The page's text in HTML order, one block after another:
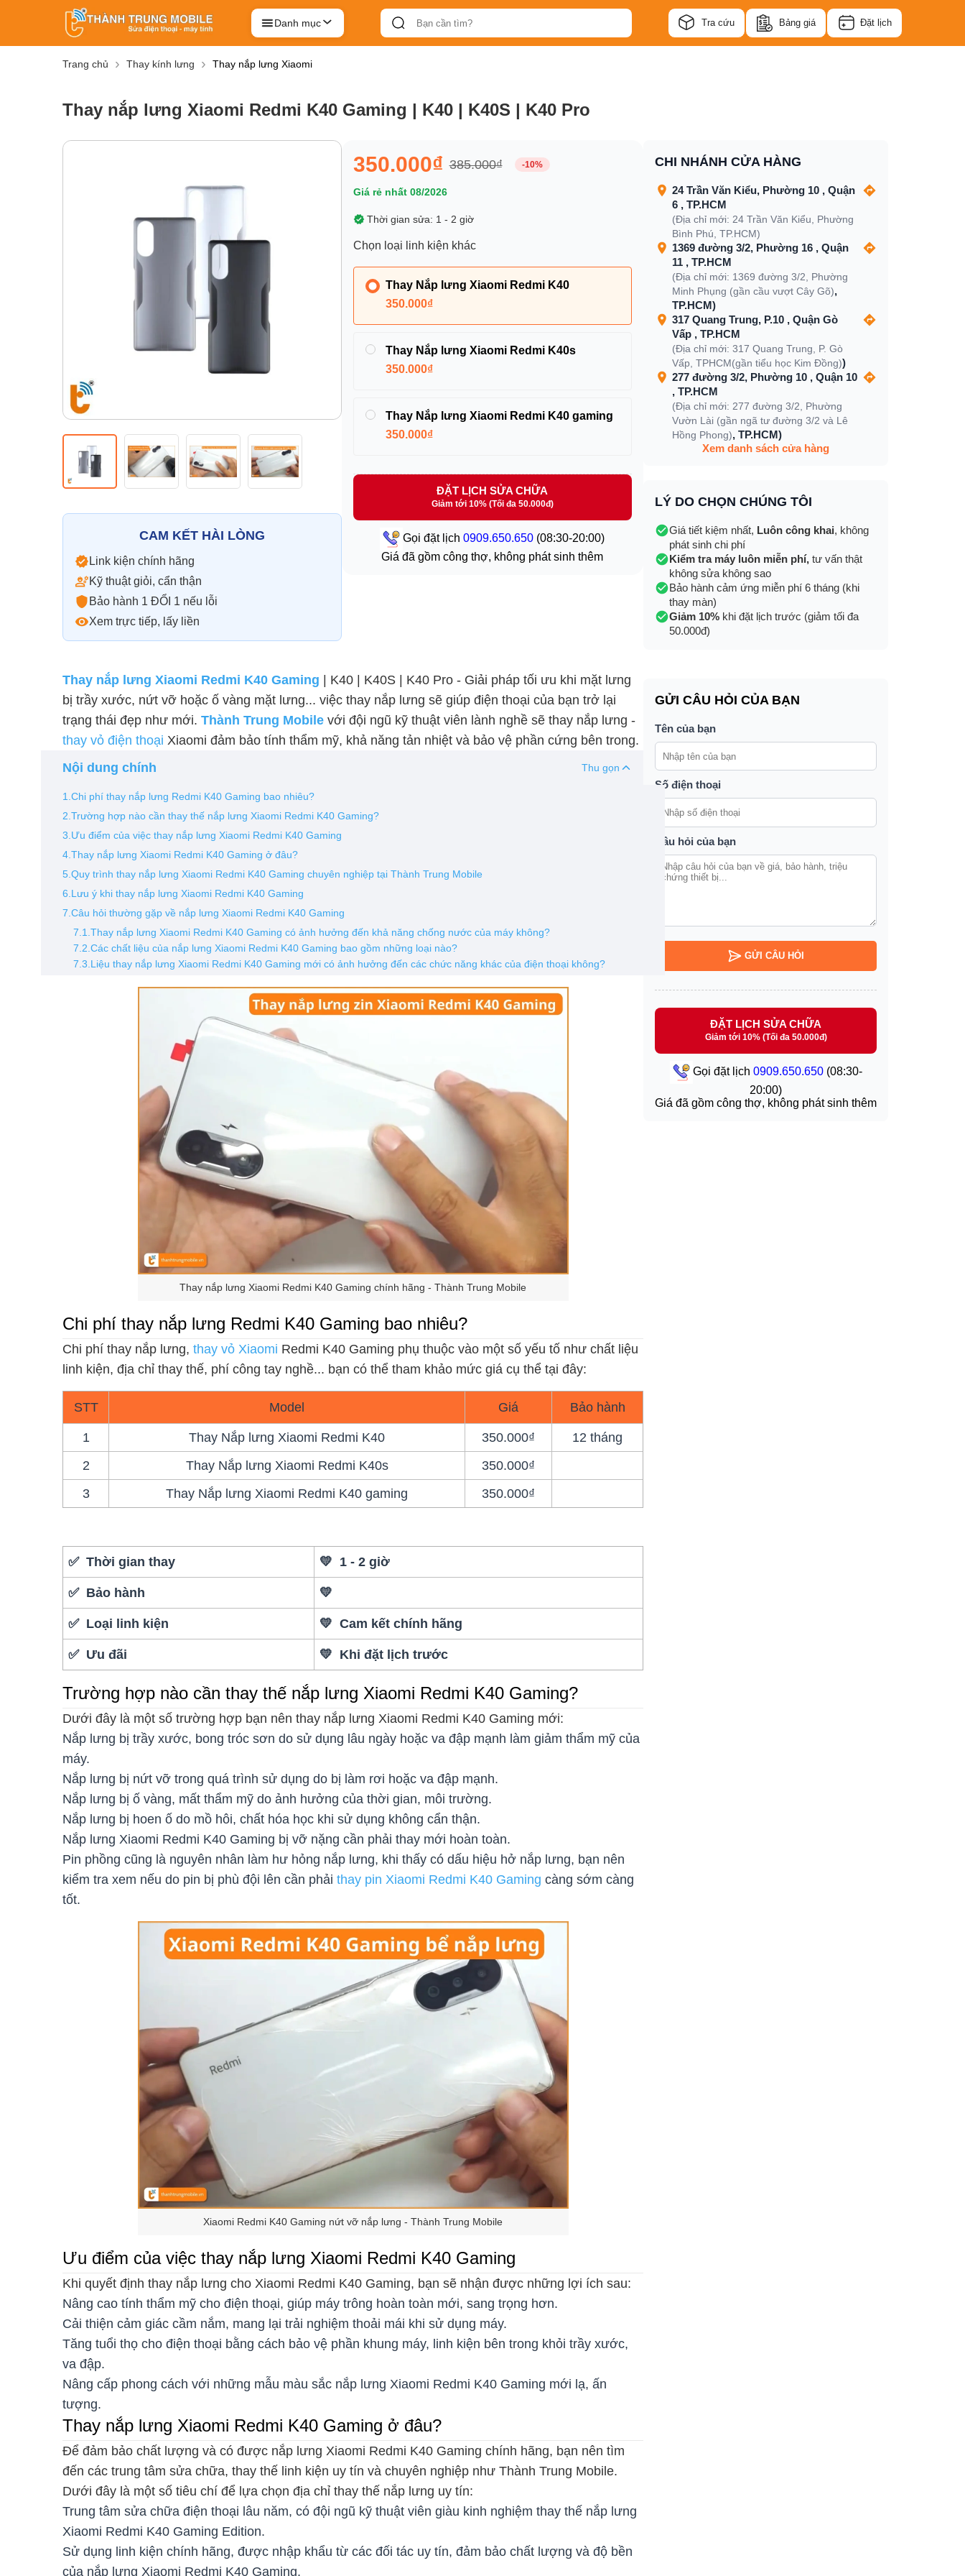
Danh mục Tra cứu Bảng giá Đặt lịch
Trang chủ Thay kính lưng Thay nắp lưng Xiaomi
Thay nắp lưng Xiaomi Redmi K40 Gaming | K40 | K40S | K40 Pro
CAM KẾT HÀI LÒNG
Link kiện chính hãng
Kỹ thuật giỏi, cẩn thận
Bảo hành 1 ĐỔI 1 nếu lỗi
Xem trực tiếp, lấy liền
350.000₫ 385.000₫ -10%
Giá rẻ nhất 08/2026
Thời gian sửa: 1 - 2 giờ
Chọn loại linh kiện khác
Thay Nắp lưng Xiaomi Redmi K40
350.000₫
Thay Nắp lưng Xiaomi Redmi K40s
350.000₫
Thay Nắp lưng Xiaomi Redmi K40 gaming
350.000₫
ĐẶT LỊCH SỬA CHỮA
Giảm tới 10% (Tối đa 50.000đ)
Gọi đặt lịch0909.650.650 (08:30-20:00)
Giá đã gồm công thợ, không phát sinh thêm
Thay nắp lưng Xiaomi Redmi K40 Gaming | K40 | K40S | K40 Pro - Giải pháp tối ưu khi mặt lưng
bị trầy xước, nứt vỡ hoặc ố vàng mặt lưng... việc thay nắp lưng sẽ giúp điện thoại của bạn trở lại
trạng thái đẹp như mới. Thành Trung Mobile với đội ngũ kỹ thuật viên lành nghề sẽ thay nắp lưng -
thay vỏ điện thoại Xiaomi đảm bảo tính thẩm mỹ, khả năng tản nhiệt và bảo vệ phần cứng bên trong.
Nội dung chính
Thu gọn
1.Chi phí thay nắp lưng Redmi K40 Gaming bao nhiêu?
2.Trường hợp nào cần thay thế nắp lưng Xiaomi Redmi K40 Gaming?
3.Ưu điểm của việc thay nắp lưng Xiaomi Redmi K40 Gaming
4.Thay nắp lưng Xiaomi Redmi K40 Gaming ở đâu?
5.Quy trình thay nắp lưng Xiaomi Redmi K40 Gaming chuyên nghiệp tại Thành Trung Mobile
6.Lưu ý khi thay nắp lưng Xiaomi Redmi K40 Gaming
7.Câu hỏi thường gặp về nắp lưng Xiaomi Redmi K40 Gaming
7.1.Thay nắp lưng Xiaomi Redmi K40 Gaming có ảnh hưởng đến khả năng chống nước của máy không?
7.2.Các chất liệu của nắp lưng Xiaomi Redmi K40 Gaming bao gồm những loại nào?
7.3.Liệu thay nắp lưng Xiaomi Redmi K40 Gaming mới có ảnh hưởng đến các chức năng khác của điện thoại không?
Thay nắp lưng Xiaomi Redmi K40 Gaming chính hãng - Thành Trung Mobile
Chi phí thay nắp lưng Redmi K40 Gaming bao nhiêu?
Chi phí thay nắp lưng, thay vỏ Xiaomi Redmi K40 Gaming phụ thuộc vào một số yếu tố như chất liệu
linh kiện, địa chỉ thay thế, phí công tay nghề... bạn có thể tham khảo mức giá cụ thể tại đây:
STT Model Giá Bảo hành
1 Thay Nắp lưng Xiaomi Redmi K40 350.000₫
12 tháng
2
Thay Nắp lưng Xiaomi Redmi K40s
350.000₫
3
Thay Nắp lưng Xiaomi Redmi K40 gaming 350.000₫
✅ Thời gian thay 💛 1 - 2 giờ
✅ Bảo hành 💛
✅ Loại linh kiện 💛 Cam kết chính hãng
✅ Ưu đãi 💛 Khi đặt lịch trước
Trường hợp nào cần thay thế nắp lưng Xiaomi Redmi K40 Gaming?
Dưới đây là một số trường hợp bạn nên thay nắp lưng Xiaomi Redmi K40 Gaming mới:
Nắp lưng bị trầy xước, bong tróc sơn do sử dụng lâu ngày hoặc va đập mạnh làm giảm thẩm mỹ của
máy.
Nắp lưng bị nứt vỡ trong quá trình sử dụng do bị làm rơi hoặc va đập mạnh.
Nắp lưng bị ố vàng, mất thẩm mỹ do ảnh hưởng của thời gian, môi trường.
Nắp lưng bị hoen ố do mồ hôi, chất hóa học khi sử dụng không cẩn thận.
Nắp lưng Xiaomi Redmi K40 Gaming bị vỡ nặng cần phải thay mới hoàn toàn.
Pin phồng cũng là nguyên nhân làm hư hỏng nắp lưng, khi thấy có dấu hiệu hở nắp lưng, bạn nên
kiểm tra xem nếu do pin bị phù đội lên cần phải thay pin Xiaomi Redmi K40 Gaming càng sớm càng
tốt.
Xiaomi Redmi K40 Gaming nứt vỡ nắp lưng - Thành Trung Mobile
Ưu điểm của việc thay nắp lưng Xiaomi Redmi K40 Gaming
Khi quyết định thay nắp lưng cho Xiaomi Redmi K40 Gaming, bạn sẽ nhận được những lợi ích sau:
Nâng cao tính thẩm mỹ cho điện thoại, giúp máy trông hoàn toàn mới, sang trọng hơn.
Cải thiện cảm giác cầm nắm, mang lại trải nghiệm thoải mái khi sử dụng máy.
Tăng tuổi thọ cho điện thoại bằng cách bảo vệ phần khung máy, linh kiện bên trong khỏi trầy xước,
va đập.
Nâng cấp phong cách với những mẫu màu sắc nắp lưng Xiaomi Redmi K40 Gaming mới lạ, ấn
tượng.
Thay nắp lưng Xiaomi Redmi K40 Gaming ở đâu?
Để đảm bảo chất lượng và có được nắp lưng Xiaomi Redmi K40 Gaming chính hãng, bạn nên tìm
đến các trung tâm sửa chữa, thay thế linh kiện uy tín và chuyên nghiệp như Thành Trung Mobile.
Dưới đây là một số tiêu chí để lựa chọn địa chỉ thay thế nắp lưng uy tín:
Trung tâm sửa chữa điện thoại lâu năm, có đội ngũ kỹ thuật viên giàu kinh nghiệm thay thế nắp lưng
Xiaomi Redmi K40 Gaming Edition.
Sử dụng linh kiện chính hãng, được nhập khẩu từ các đối tác uy tín, đảm bảo chất lượng và độ bền
của nắp lưng Xiaomi Redmi K40 Gaming.
CHI NHÁNH CỬA HÀNG
24 Trần Văn Kiểu, Phường 10 , Quận
6 , TP.HCM
(Địa chỉ mới: 24 Trần Văn Kiểu, Phường
Bình Phú, TP.HCM)
1369 đường 3/2, Phường 16 , Quận
11 , TP.HCM
(Địa chỉ mới: 1369 đường 3/2, Phường
Minh Phụng (gần cầu vượt Cây Gõ),
TP.HCM)
317 Quang Trung, P.10 , Quận Gò
Vấp , TP.HCM
(Địa chỉ mới: 317 Quang Trung, P. Gò
Vấp, TPHCM(gần tiểu học Kim Đồng))
277 đường 3/2, Phường 10 , Quận 10
, TP.HCM
(Địa chỉ mới: 277 đường 3/2, Phường
Vườn Lài (gần ngã tư đường 3/2 và Lê
Hồng Phong), TP.HCM)
Xem danh sách cửa hàng
LÝ DO CHỌN CHÚNG TÔI
Giá tiết kiệm nhất, Luôn công khai, không
phát sinh chi phí
Kiểm tra máy luôn miễn phí, tư vấn thật
không sửa không sao
Bảo hành cảm ứng miễn phí 6 tháng (khi
thay màn)
Giảm 10% khi đặt lịch trước (giảm tối đa
50.000đ)
GỬI CÂU HỎI CỦA BẠN
Tên của bạn
Số điện thoại
Câu hỏi của bạn
GỬI CÂU HỎI
ĐẶT LỊCH SỬA CHỮA
Giảm tới 10% (Tối đa 50.000đ)
Gọi đặt lịch 0909.650.650(08:30-
20:00)
Giá đã gồm công thợ, không phát sinh thêm